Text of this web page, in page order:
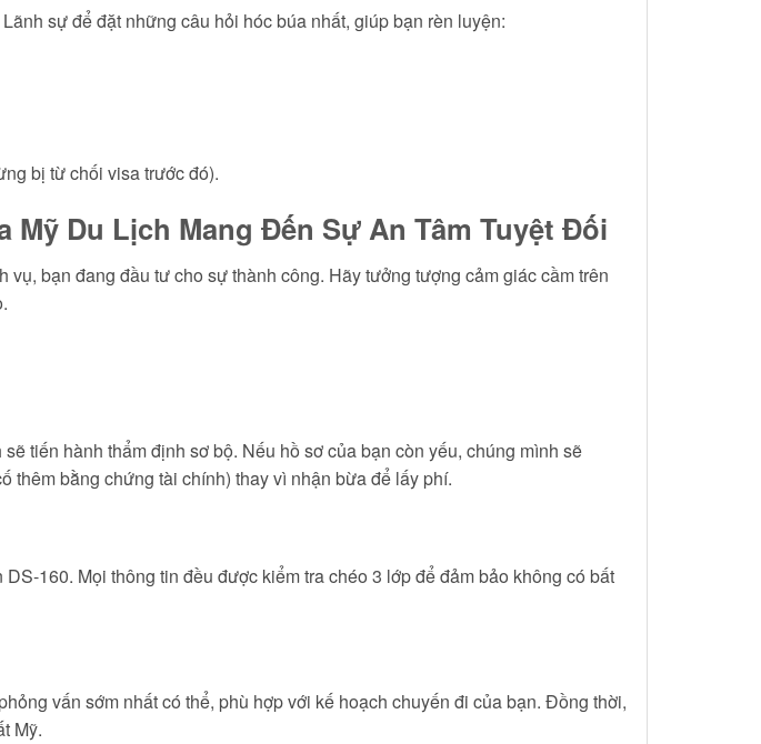
sự để đặt những câu hỏi hóc búa nhất, giúp bạn rèn luyện:
bị từ chối visa trước đó).
Mỹ Du Lịch Mang Đến Sự An Tâm Tuyệt Đối
vụ, bạn đang đầu tư cho sự thành công. Hãy tưởng tượng cảm giác cầm trên
tiến hành thẩm định sơ bộ. Nếu hồ sơ của bạn còn yếu, chúng mình sẽ
thêm bằng chứng tài chính) thay vì nhận bừa để lấy phí.
160. Mọi thông tin đều được kiểm tra chéo 3 lớp để đảm bảo không có bất
vấn sớm nhất có thể, phù hợp với kế hoạch chuyến đi của bạn. Đồng thời,
Mỹ.